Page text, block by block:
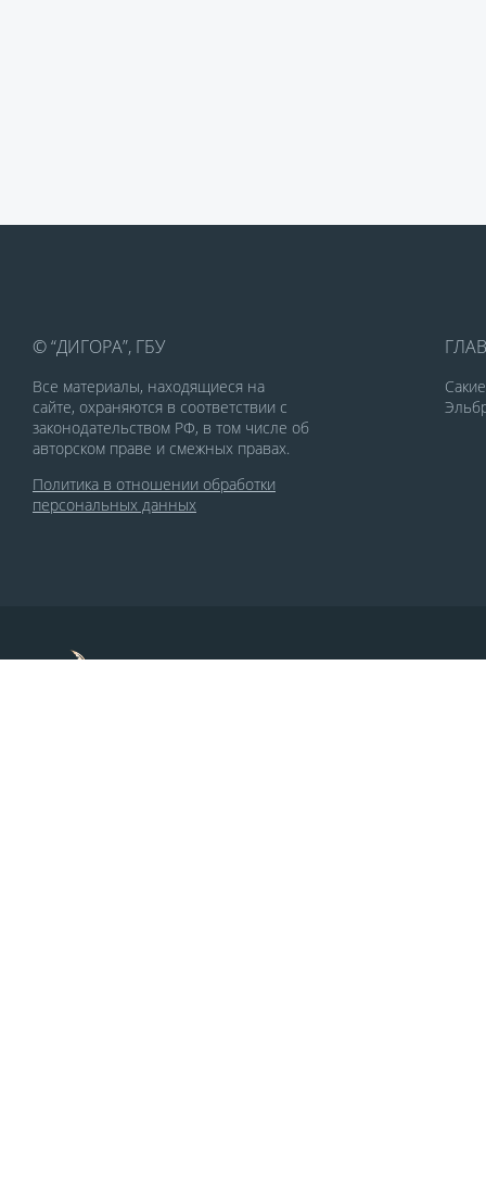
© “ДИГОРА”, ГБУ
Все материалы, находящиеся на
сайте, охраняются в соответствии с
законодательством РФ, в том числе об
авторском праве и смежных правах.
Политика в отношении обработки
персональных данных